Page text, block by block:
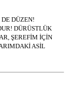
DÜZEN!
DÜRÜSTLÜK
ŞEREFİM İÇİN
ASİL